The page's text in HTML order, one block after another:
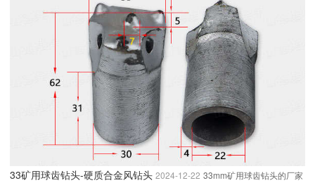
33矿用球齿钻头-硬质合金风钻头 2024-12-22 33mm矿用球齿钻头的厂家